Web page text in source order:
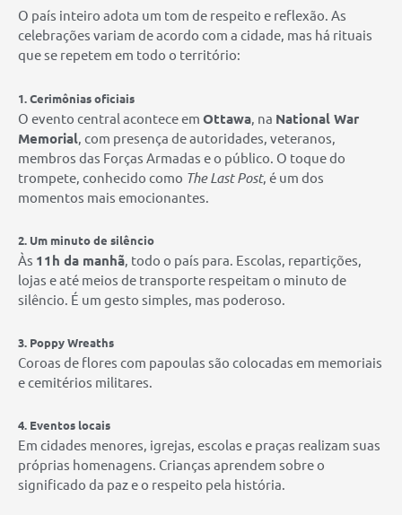
O país inteiro adota um tom de respeito e reflexão. As
celebrações variam de acordo com a cidade, mas há rituais
que se repetem em todo o território:
1. Cerimônias oficiais
O evento central acontece em Ottawa , na National War
Memorial , com presença de autoridades, veteranos,
membros das Forças Armadas e o público. O toque do
trompete, conhecido como The Last Post, é um dos
momentos mais emocionantes.
2. Um minuto de silêncio
Às 11h da manhã, todo o país para. Escolas, repartições,
lojas e até meios de transporte respeitam o minuto de
silêncio. É um gesto simples, mas poderoso.
3. Poppy Wreaths
Coroas de flores com papoulas são colocadas em memoriais
e cemitérios militares.
4. Eventos locais
Em cidades menores, igrejas, escolas e praças realizam suas
próprias homenagens. Crianças aprendem sobre o
significado da paz e o respeito pela história.